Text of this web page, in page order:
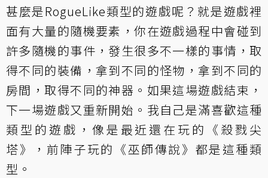
甚麼是RogueLike類型的遊戲呢？就是遊戲裡
面有大量的隨機要素，你在遊戲過程中會碰到
許多隨機的事件，發生很多不一樣的事情，取
得不同的裝備，拿到不同的怪物，拿到不同的
房間，取得不同的神器。如果這場遊戲結束，
下一場遊戲又重新開始。我自己是滿喜歡這種
類型的遊戲，像是最近還在玩的 《殺戮尖
塔》
，前陣子玩的 《巫師傳說》 都是這種類
型。